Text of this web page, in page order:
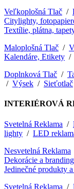
Veľkoplošná Tlač /
Citylighty,
Textílie, plátna,
Maloplošná Tlač /
Kalendáre, Etikety /
Doplnková Tlač /
/ Výsek / Sieťotlač
INTERIÉROVÁ
Svetelná Reklama /
lighty / LED
Nesvetelná Reklama
Dekorácie a branding
Jedinečné produkty
Svetelná Reklama /